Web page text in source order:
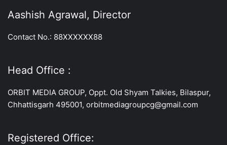
Aashish Agrawal, Director
Contact No.: 88XXXXXX88
Head Office :
ORBIT MEDIA GROUP, Oppt. Old Shyam Talkies, Bilaspur,
Chhattisgarh 495001, orbitmediagroupcg@gmail.com
Registered Office: